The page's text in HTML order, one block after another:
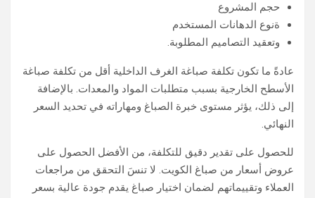
حجم المشروع
ةنوع الدهانات المستخدم
وتعقيد التصاميم المطلوبة.
عادةً ما تكون تكلفة صباغة الغرف الداخلية أقل من تكلفة صباغة
الأسطح الخارجية بسبب متطلبات المواد والمعدات. بالإضافة
إلى ذلك، يؤثر مستوى خبرة الصباغ ومهاراته في تحديد السعر
النهائي.
للحصول على تقدير دقيق للتكلفة، من الأفضل الحصول على
عروض أسعار من صباغ الكويت. لا تنسَ التحقق من مراجعات
العملاء وتقييماتهم لضمان اختيار صباغ يقدم جودة عالية بسعر